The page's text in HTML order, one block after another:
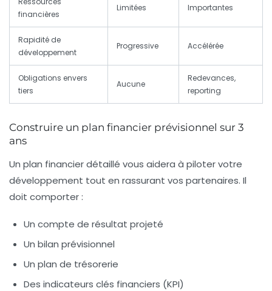
financières
Limitées Importantes
Rapidité de
développement
Progressive Accélérée
Obligations envers
tiers
Aucune
Redevances,
reporting
Construire un plan financier prévisionnel sur 3
ans
Un plan financier détaillé vous aidera à piloter votre
développement tout en rassurant vos partenaires. Il
doit comporter :
Un compte de résultat projeté
Un bilan prévisionnel
Un plan de trésorerie
Des indicateurs clés financiers (KPI)